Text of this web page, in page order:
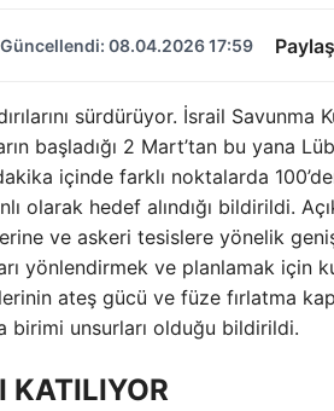
Güncellendi: 08.04.2026 17:59
sürdürüyor. İsrail Savunma
başladığı 2 Mart’tan bu yana
içinde farklı noktalarda
olarak hedef alındığı bildirildi.
ve askeri tesislere yönelik geniş
yönlendirmek ve planlamak için
ateş gücü ve füze fırlatma
birimi unsurları olduğu bildirildi.
KATILIYOR